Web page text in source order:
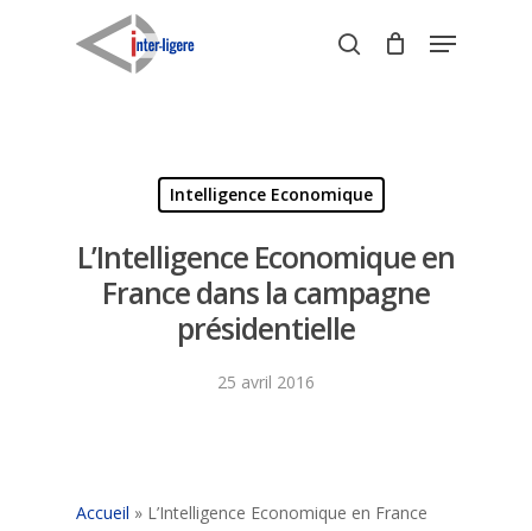
search
Menu
Intelligence Economique
L’Intelligence Economique en
France dans la campagne
présidentielle
25 avril 2016
Accueil » L’Intelligence Economique en France